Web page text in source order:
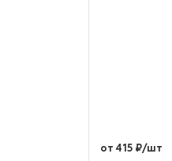
от 415 ₽/шт